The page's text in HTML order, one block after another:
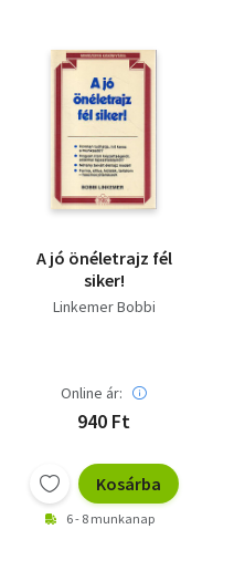
A jó önéletrajz fél
siker!
Linkemer Bobbi
Online ár:
940 Ft
Kosárba
6 - 8 munkanap